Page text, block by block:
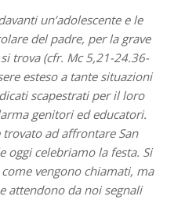
un’adolescente e le
del padre, per la grave
trova (cfr. Mc 5,21-24.36-
esteso a tante situazioni
scapestrati per il loro
genitori ed educatori.
trovato ad affrontare San
oggi celebriamo la festa. Si
vengono chiamati, ma
attendono da noi segnali